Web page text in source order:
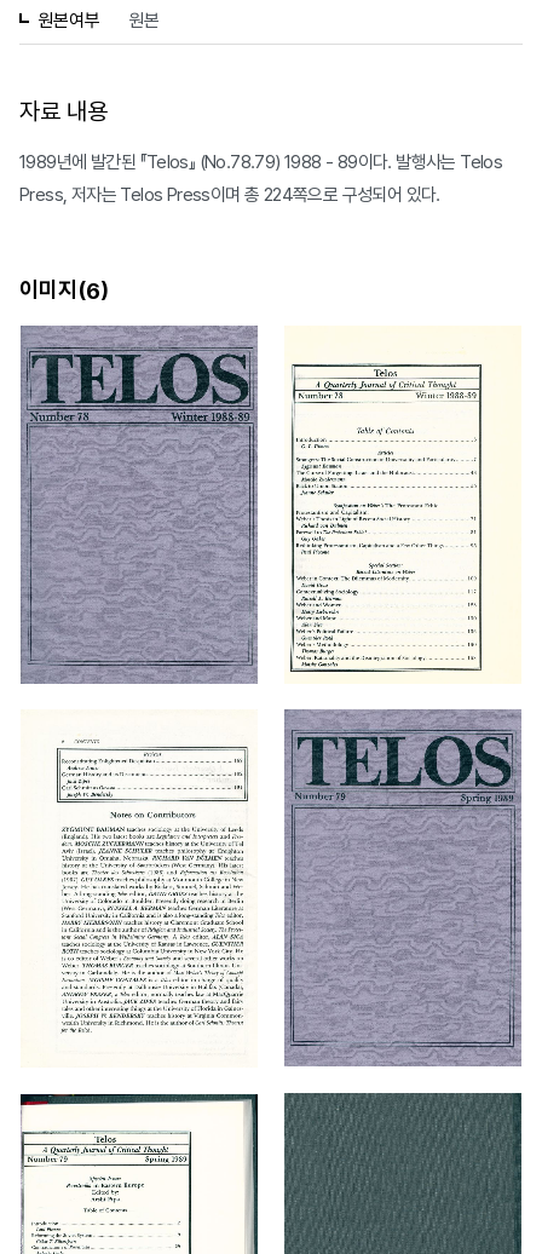
원본여부 원본
자료 내용
1989년에 발간된 『Telos』 (No.78.79) 1988 - 89이다. 발행사는 Telos
Press, 저자는 Telos Press이며 총 224쪽으로 구성되어 있다.
이미지(6)